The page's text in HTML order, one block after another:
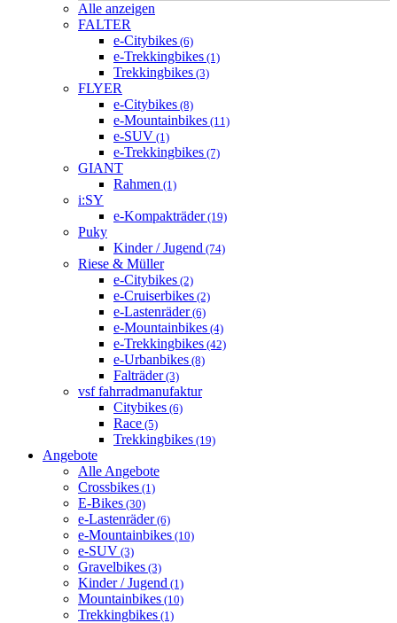
Alle anzeigen
FALTER
e-Citybikes (6)
e-Trekkingbikes (1)
Trekkingbikes (3)
FLYER
e-Citybikes (8)
e-Mountainbikes (11)
e-SUV (1)
e-Trekkingbikes (7)
GIANT
Rahmen (1)
i:SY
e-Kompakträder(19)
Puky
Kinder / Jugend (74)
Riese & Müller
e-Citybikes (2)
e-Cruiserbikes (2)
e-Lastenräder(6)
e-Mountainbikes (4)
e-Trekkingbikes (42)
e-Urbanbikes (8)
Falträder(3)
vsf fahrradmanufaktur
Citybikes (6)
Race (5)
Trekkingbikes (19)
Angebote
Alle Angebote
Crossbikes (1)
E-Bikes (30)
e-Lastenräder(6)
e-Mountainbikes (10)
e-SUV (3)
Gravelbikes (3)
Kinder / Jugend (1)
Mountainbikes (10)
Trekkingbikes (1)